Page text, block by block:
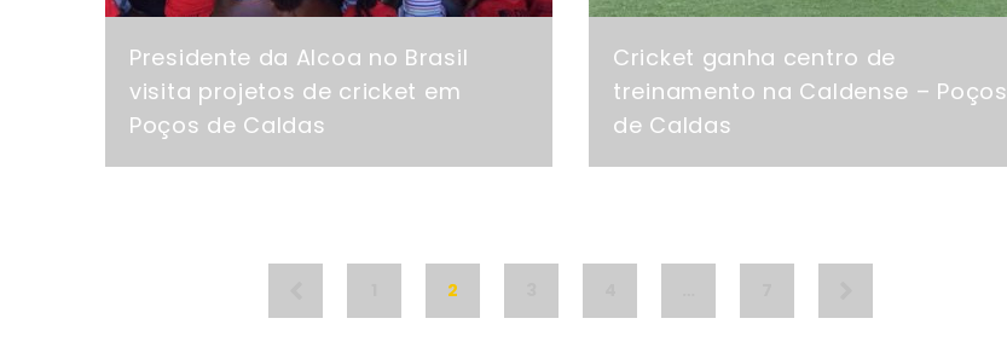
Presidente da Alcoa no Brasil
visita projetos de cricket em
Poços de Caldas
Cricket ganha centro de
treinamento na Caldense – Poços
de Caldas
2